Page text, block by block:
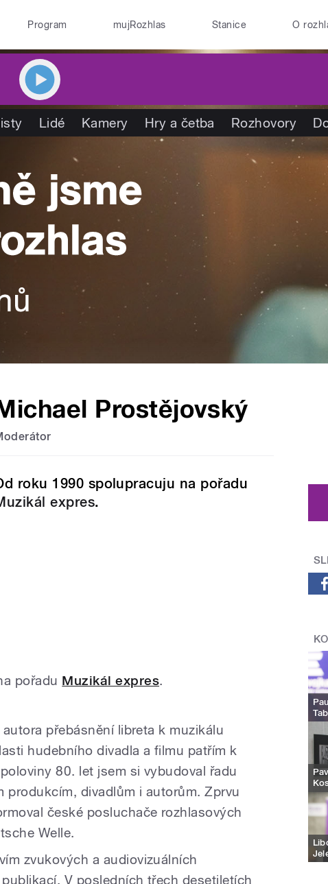
Program mujRozhlas Stanice O
Lidé Kamery Hry a četba Rozhovory
Prostějovský
roku 1990 spolupracuju na pořadu
expres.
pořadu Muzikál expres.
přebásnění libreta k muzikálu
hudebního divadla a filmu patřím k
80. let jsem si vybudoval řadu
produkcím, divadlům i autorům. Zprvu
české posluchače rozhlasových
Welle.
zvukových a audiovizuálních
V posledních třech desetiletích